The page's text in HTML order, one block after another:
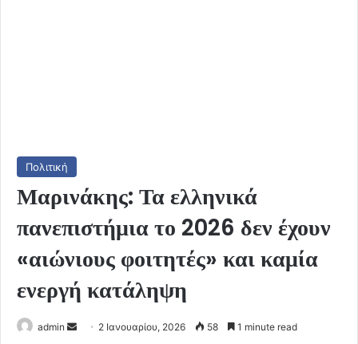
Πολιτική
Μαρινάκης: Τα ελληνικά
πανεπιστήμια το 2026 δεν έχουν
«αιώνιους φοιτητές» και καμία
ενεργή κατάληψη
admin
Send 2 Ιανουαρίου, 2026 58 1 minute read